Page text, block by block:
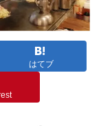
はてブ